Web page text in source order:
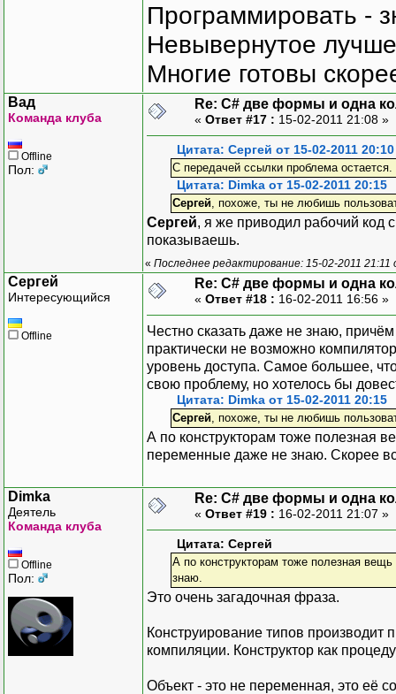
Программировать -
Невывернутое
Многие готовы
Вад
Команда клуба
Offline
Пол:
Re: C# две формы и одна
« Ответ #17 : 15-02-2011 21:08 »
Цитата: Сергей от 15-02-2011 20:10
С передачей ссылки проблема остается.
Цитата: Dimka от 15-02-2011 20:15
Сергей, похоже, ты не любишь
Сергей, я же приводил рабочий код
показываешь.
« Последнее редактирование: 15-02-2011 21:11
Сергей
Интересующийся
Offline
Re: C# две формы и одна
« Ответ #18 : 16-02-2011 16:56 »
Честно сказать даже не знаю,
практически не возможно
уровень доступа. Самое большее,
свою проблему, но хотелось бы
Цитата: Dimka от 15-02-2011 20:15
Сергей, похоже, ты не любишь
А по конструкторам тоже полезная
переменные даже не знаю. Скорее
Dimka
Деятель
Команда клуба
Offline
Пол:
Re: C# две формы и одна
« Ответ #19 : 16-02-2011 21:07 »
Цитата: Сергей
А по конструкторам тоже полезная
знаю.
Это очень загадочная фраза.
Конструирование типов
компиляции. Конструктор как
Объект - это не переменная, это её